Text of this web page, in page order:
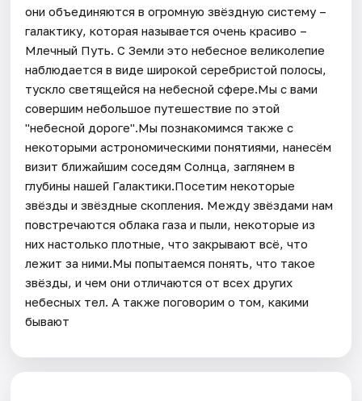
они объединяются в огромную звёздную систему –
галактику, которая называется очень красиво –
Млечный Путь. С Земли это небесное великолепие
наблюдается в виде широкой серебристой полосы,
тускло светящейся на небесной сфере.Мы с вами
совершим небольшое путешествие по этой
"небесной дороге".Мы познакомимся также с
некоторыми астрономическими понятиями, нанесём
визит ближайшим соседям Солнца, заглянем в
глубины нашей Галактики.Посетим некоторые
звёзды и звёздные скопления. Между звёздами нам
повстречаются облака газа и пыли, некоторые из
них настолько плотные, что закрывают всё, что
лежит за ними.Мы попытаемся понять, что такое
звёзды, и чем они отличаются от всех других
небесных тел. А также поговорим о том, какими
бывают